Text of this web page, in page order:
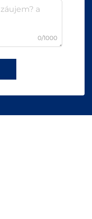
0/1000